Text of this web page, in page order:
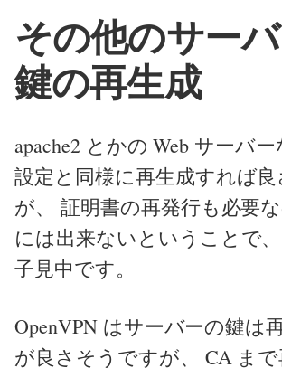
その他のサー
鍵の再生成
apache2 とかの Web サーバ
設定と同様に再生成すれば
が、 証明書の再発行も必要
には出来ないということで
子見中です。
OpenVPN はサーバーの鍵は
が良さそうですが、 CA ま